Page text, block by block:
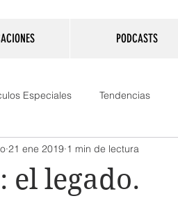
PODCASTS
Especiales Tendencias
el legado.
21 ene 2019 1 min de lectura